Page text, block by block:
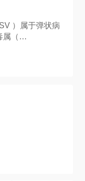
）属于弹状病
属（
鱼类、牛、猪、